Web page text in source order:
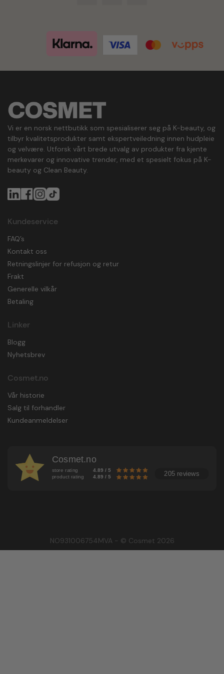
Vi er en norsk nettbutikk som spesialiserer seg på K-beauty, og
tilbyr kvalitetsprodukter samt ekspertveiledning innen hudpleie
og velvære. Utforsk vårt brede utvalg av produkter fra kjente
merkevarer og innovative trender, med et spesielt fokus på K-
beauty og Clean Beauty.
Kundeservice
FAQ’s
Kontakt oss
Retningslinjer for refusjon og retur
Frakt
Generelle vilkår
Betaling
Linker
Blogg
Nyhetsbrev
Cosmet.no
Vår historie
Salg til forhandler
Kundeanmeldelser
Cosmet.no
store rating 4.89 / 5
product rating 4.89 / 5 205 reviews
NO931006754MVA - © Cosmet 2026